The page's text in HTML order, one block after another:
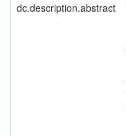
dc.description.abstract